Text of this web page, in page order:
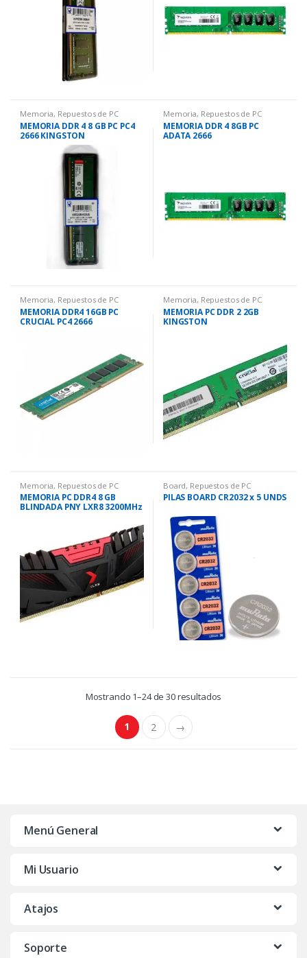
Memoria, Repuestos de PC
MEMORIA DDR 4 8 GB PC PC4
2666 KINGSTON
Memoria, Repuestos de PC
MEMORIA DDR 4 8GB PC
ADATA 2666
Memoria, Repuestos de PC
MEMORIA DDR4 16GB PC
CRUCIAL PC4 2666
Memoria, Repuestos de PC
MEMORIA PC DDR 2 2GB
KINGSTON
Memoria, Repuestos de PC
MEMORIA PC DDR4 8 GB
BLINDADA PNY LXR8 3200MHz
Board, Repuestos de PC
PILAS BOARD CR2032 x 5 UNDS
Mostrando 1–24 de 30 resultados
1 2 →
Menú General
Mi Usuario
Atajos
Soporte